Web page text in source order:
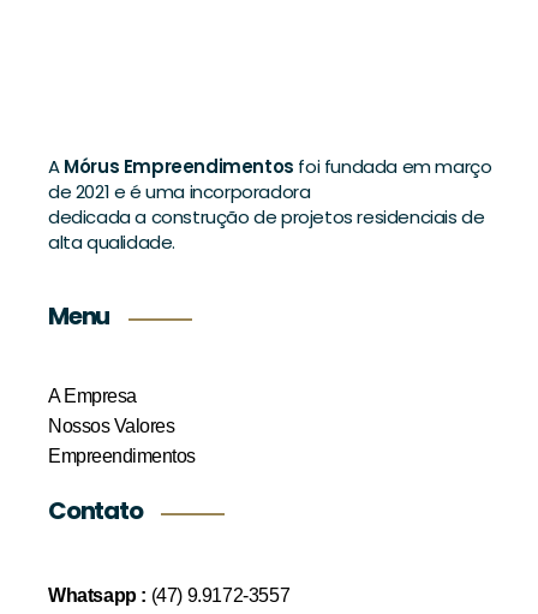
AMórus Empreendimentos foi fundada em março
de 2021 e é uma incorporadora
dedicada a construção de projetos residenciais de
alta qualidade.
Menu
A Empresa
Nossos Valores
Empreendimentos
Contato
Whatsapp : (47) 9.9172-3557